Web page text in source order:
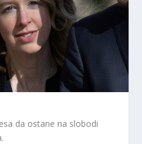
da ostane na slobodi